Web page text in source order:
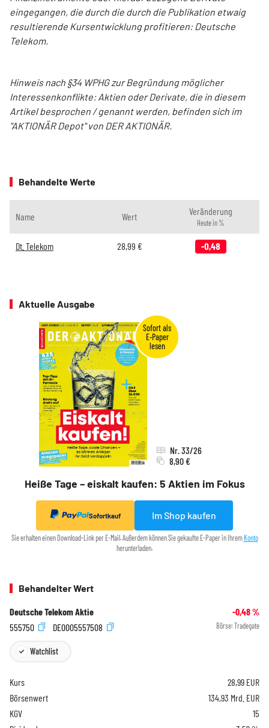
eingegangen, die durch die durch die Publikation etwaig
resultierende Kursentwicklung profitieren: Deutsche
Telekom.
Hinweis nach §34 WPHG zur Begründung möglicher
Interessenkonflikte: Aktien oder Derivate, die in diesem
Artikel besprochen / genannt werden, befinden sich im
"AKTIONÄR Depot" von DER AKTIONÄR.
Behandelte Werte
Name Wert Veränderung
Heute in %
Dt. Telekom 28,99 € -0,48
Aktuelle Ausgabe
Heiße Tage – eiskalt kaufen: 5 Aktien im Fokus
Nr. 33/26
8,90 €
Sofortkauf Im Shop kaufen
Sie erhalten einen Download-Link per E-Mail. Außerdem können Sie gekaufte E-Paper in Ihrem Konto
herunterladen.
Behandelter Wert
Deutsche Telekom Aktie -0,48%
555750
DE0005557508 Börse: Tradegate
Watchlist
Kurs 28,99 EUR
Börsenwert
134,93 Mrd. EUR
KGV
15